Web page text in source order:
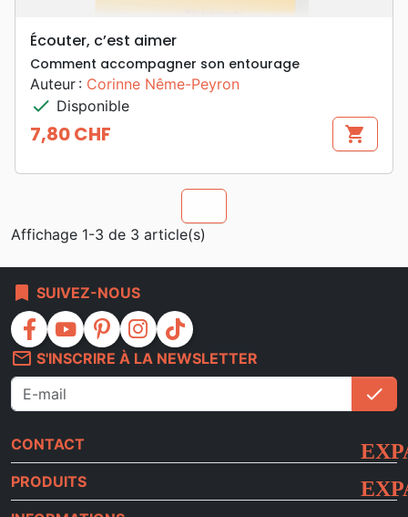
Écouter, c’est aimer
Comment accompagner son entourage
Auteur : Corinne Nême-Peyron
check Disponible
Prix
7,80 CHF shopping_cart
Affichage 1-3 de 3 article(s)
bookmark SUIVEZ-NOUS
facebook youtube pinterest instagram
tiktok
mail_outline S'INSCRIRE À LA NEWSLETTER
check
CONTACT
PRODUITS